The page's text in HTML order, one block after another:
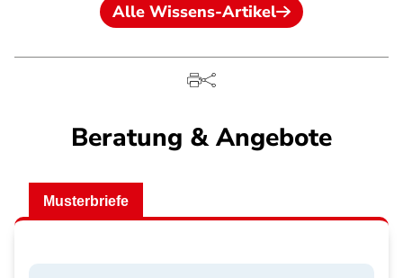
Alle Wissens-Artikel
Beratung & Angebote
Musterbriefe